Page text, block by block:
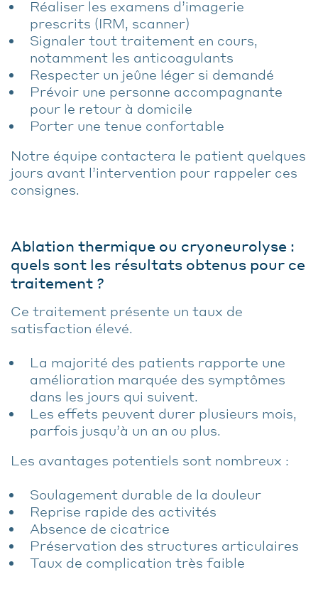
Réaliser les examens d’imagerie
prescrits (IRM, scanner)
Signaler tout traitement en cours,
notamment les anticoagulants
Respecter un jeûne léger si demandé
Prévoir une personne accompagnante
pour le retour à domicile
Porter une tenue confortable
Notre équipe contactera le patient quelques
jours avant l’intervention pour rappeler ces
consignes.
Ablation thermique ou cryoneurolyse :
quels sont les résultats obtenus pour ce
traitement ?
Ce traitement présente un taux de
satisfaction élevé.
La majorité des patients rapporte une
amélioration marquée des symptômes
dans les jours qui suivent.
Les effets peuvent durer plusieurs mois,
parfois jusqu’à un an ou plus.
Les avantages potentiels sont nombreux :
Soulagement durable de la douleur
Reprise rapide des activités
Absence de cicatrice
Préservation des structures articulaires
Taux de complication très faible